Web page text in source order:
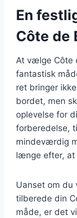
En
Côte de
At vælge Côte
fantastisk
ret bringer
bordet, men
oplevelse for
forberedelse,
mindeværdig
længe efter, at
Uanset om
tilberede din
måde, er det